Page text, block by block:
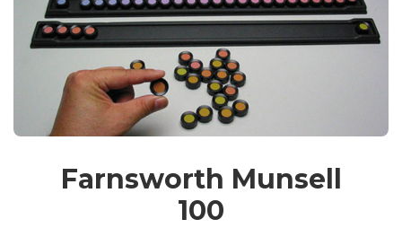
Farnsworth Munsell
100